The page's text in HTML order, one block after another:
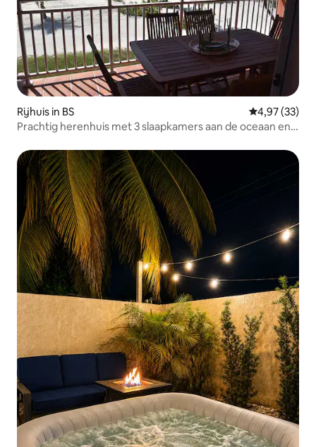
Rijhuis in BS Gemiddelde
4,97 (33)
Prachtig herenhuis met 3 slaapkamers aan de oceaan en